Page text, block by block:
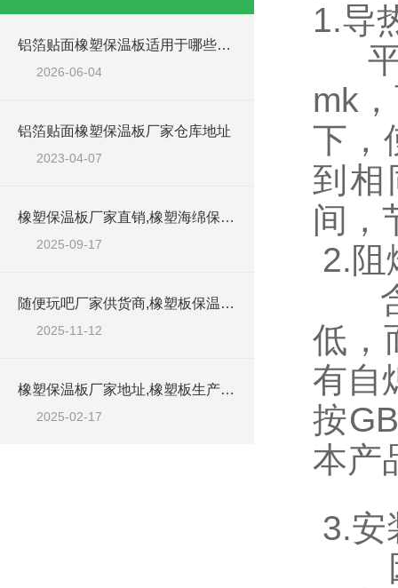
铝箔贴面橡塑保温板适用于哪些工程场景？
2026-06-04
铝箔贴面橡塑保温板厂家仓库地址
2023-04-07
橡塑保温板厂家直销,橡塑海绵保温材料
2025-09-17
随便玩吧厂家供货商,橡塑板保温20厚现货
2025-11-12
橡塑保温板厂家地址,橡塑板生产工厂
2025-02-17
1.导
平
mk
下，
到相
间，
2.阻
含
低，
有自
按
本产
3.安
因